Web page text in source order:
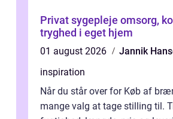
Privat sygepleje omsorg, kontinuitet og
tryghed i eget hjem
01 august 2026
Jannik
inspiration
Når du står over for Køb af
mange valg at tage stilling til.